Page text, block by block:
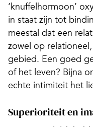
‘knuffelhormoon’
in staat zijn tot
meestal dat een
zowel op
gebied. Een goed
of het leven? Bijna
echte intimiteit het
Superioriteit en